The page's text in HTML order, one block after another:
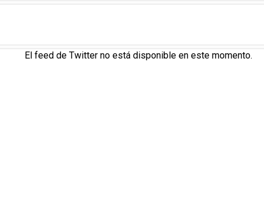
El feed de Twitter no está disponible en este momento.